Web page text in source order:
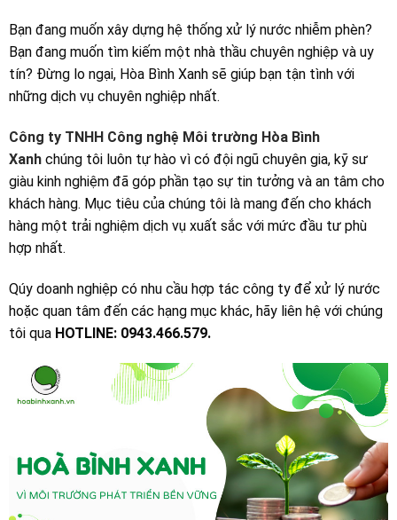
Bạn đang muốn xây dựng hệ thống xử lý nước nhiễm phèn?
Bạn đang muốn tìm kiếm một nhà thầu chuyên nghiệp và uy
tín? Đừng lo ngại, Hòa Bình Xanh sẽ giúp bạn tận tình với
những dịch vụ chuyên nghiệp nhất.
Công ty TNHH Công nghệ Môi trường Hòa Bình
Xanhchúng tôi luôn tự hào vì có đội ngũ chuyên gia, kỹ sư
giàu kinh nghiệm đã góp phần tạo sự tin tưởng và an tâm cho
khách hàng. Mục tiêu của chúng tôi là mang đến cho khách
hàng một trải nghiệm dịch vụ xuất sắc với mức đầu tư phù
hợp nhất.
Qúy doanh nghiệp có nhu cầu hợp tác công ty để xử lý nước
hoặc quan tâm đến các hạng mục khác, hãy liên hệ với chúng
tôi qua HOTLINE: 0943.466.579.